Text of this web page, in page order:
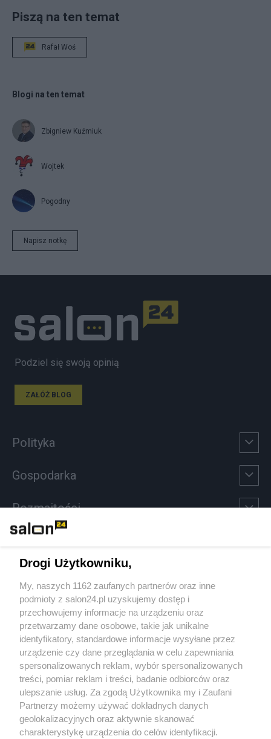
Piszą na ten temat
Rafał Woś
Blogi na ten temat
Zbigniew Kuźmiuk
Wojtek
Pogodny
Napisz notkę
Podziel się swoją opinią
ZAŁÓŻ BLOG
Polityka
Gospodarka
Rozmaitości
Sport
Społeczeństwo
Kultura
X Facebook Instagram Youtube
Drogi Użytkowniku,
My, naszych 1162 zaufanych partnerów oraz inne
podmioty z salon24.pl uzyskujemy dostęp i
przechowujemy informacje na urządzeniu oraz
przetwarzamy dane osobowe, takie jak unikalne
identyfikatory, standardowe informacje wysyłane przez
urządzenie czy dane przeglądania w celu zapewniania
spersonalizowanych reklam, wybór spersonalizowanych
treści, pomiar reklam i treści, badanie odbiorców oraz
ulepszanie usług. Za zgodą Użytkownika my i Zaufani
Partnerzy możemy używać dokładnych danych
geolokalizacyjnych oraz aktywnie skanować
charakterystykę urządzenia do celów identyfikacji.